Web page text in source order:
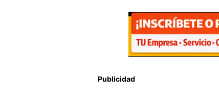
Publicidad